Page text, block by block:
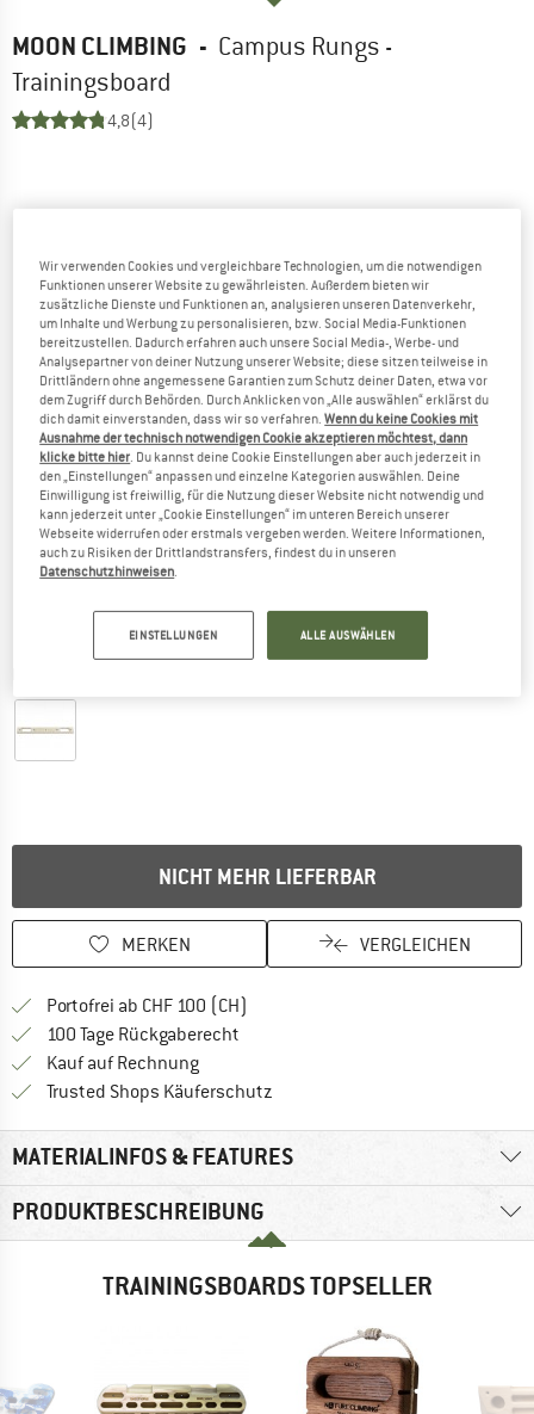
MOON CLIMBING - Campus Rungs -
Trainingsboard
4,8(4)
NICHT MEHR LIEFERBAR
MERKEN VERGLEICHEN
Portofrei ab CHF 100 (CH)
100 Tage Rückgaberecht
Kauf auf RechnungFinde die Zahlungs-Infos hier! Öffnet
Trusted Shops Käuferschutz
MATERIALINFOS & FEATURES
PRODUKTBESCHREIBUNG
TRAININGSBOARDS TOPSELLER
Wir verwenden Cookies und vergleichbare Technologien, um die notwendigen
Funktionen unserer Website zu gewährleisten. Außerdem bieten wir
zusätzliche Dienste und Funktionen an, analysieren unseren Datenverkehr,
um Inhalte und Werbung zu personalisieren, bzw. Social Media-Funktionen
bereitzustellen. Dadurch erfahren auch unsere Social Media-, Werbe- und
Analysepartner von deiner Nutzung unserer Website; diese sitzen teilweise in
Drittländern ohne angemessene Garantien zum Schutz deiner Daten, etwa vor
dem Zugriff durch Behörden. Durch Anklicken von „Alle auswählen“ erklärst du
dich damit einverstanden, dass wir so verfahren.Wenn du keine Cookies mit
Ausnahme der technisch notwendigen Cookie akzeptieren möchtest, dann
klicke bitte hier . Du kannst deine Cookie Einstellungen aber auch jederzeit in
den „Einstellungen“ anpassen und einzelne Kategorien auswählen. Deine
Einwilligung ist freiwillig, für die Nutzung dieser Website nicht notwendig und
kann jederzeit unter „Cookie Einstellungen“ im unteren Bereich unserer
Webseite widerrufen oder erstmals vergeben werden. Weitere Informationen,
auch zu Risiken der Drittlandstransfers, findest du in unseren
Datenschutzhinweisen
EINSTELLUNGEN ALLE AUSWÄHLEN